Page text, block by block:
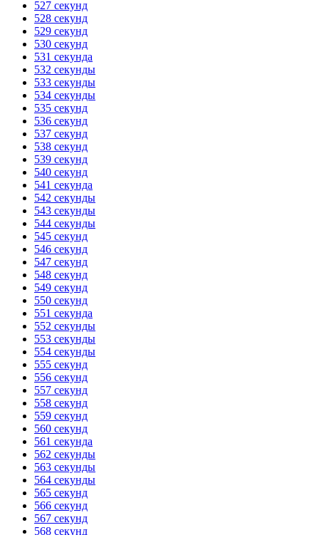
527 секунд
528 секунд
529 секунд
530 секунд
531 секунда
532 секунды
533 секунды
534 секунды
535 секунд
536 секунд
537 секунд
538 секунд
539 секунд
540 секунд
541 секунда
542 секунды
543 секунды
544 секунды
545 секунд
546 секунд
547 секунд
548 секунд
549 секунд
550 секунд
551 секунда
552 секунды
553 секунды
554 секунды
555 секунд
556 секунд
557 секунд
558 секунд
559 секунд
560 секунд
561 секунда
562 секунды
563 секунды
564 секунды
565 секунд
566 секунд
567 секунд
568 секунд